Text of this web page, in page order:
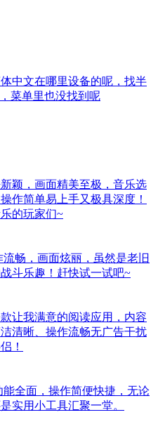
中文在哪里设备的呢，找半
菜单里也没找到呢
颖，画面精美至极，音乐选
作简单易上手又极具深度！
的玩家们~
畅，画面炫丽，虽然是老旧
斗乐趣！赶快试一试吧~
让我满意的阅读应用，内容
清晰、操作流畅无广告干扰
！
全面，操作简便快捷，无论
实用小工具汇聚一堂。